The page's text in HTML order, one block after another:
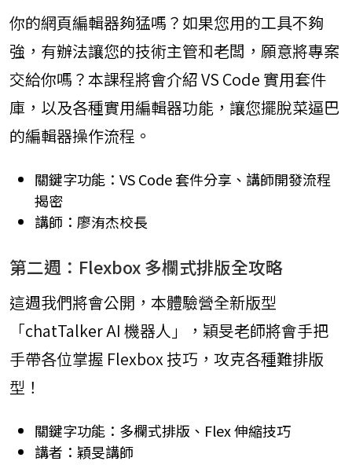
你的網頁編輯器夠猛嗎？如果您用的工具不夠
強，有辦法讓您的技術主管和老闆，願意將專案
交給你嗎？本課程將會介紹 VS Code 實用套件
庫，以及各種實用編輯器功能，讓您擺脫菜逼巴
的編輯器操作流程。
關鍵字功能：VS Code 套件分享、講師開發流程
揭密
講師：廖洧杰校長
第二週：Flexbox 多欄式排版全攻略
這週我們將會公開，本體驗營全新版型
「chatTalker AI 機器人」，穎旻老師將會手把
手帶各位掌握 Flexbox 技巧，攻克各種難排版
型！
關鍵字功能：多欄式排版、Flex 伸縮技巧
講者：穎旻講師